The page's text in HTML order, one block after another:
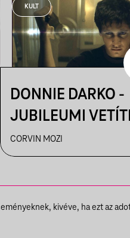
KULT
DONNIE DARKO -
JUBILEUMI
CORVIN MOZI
kivéve, ha ezt az